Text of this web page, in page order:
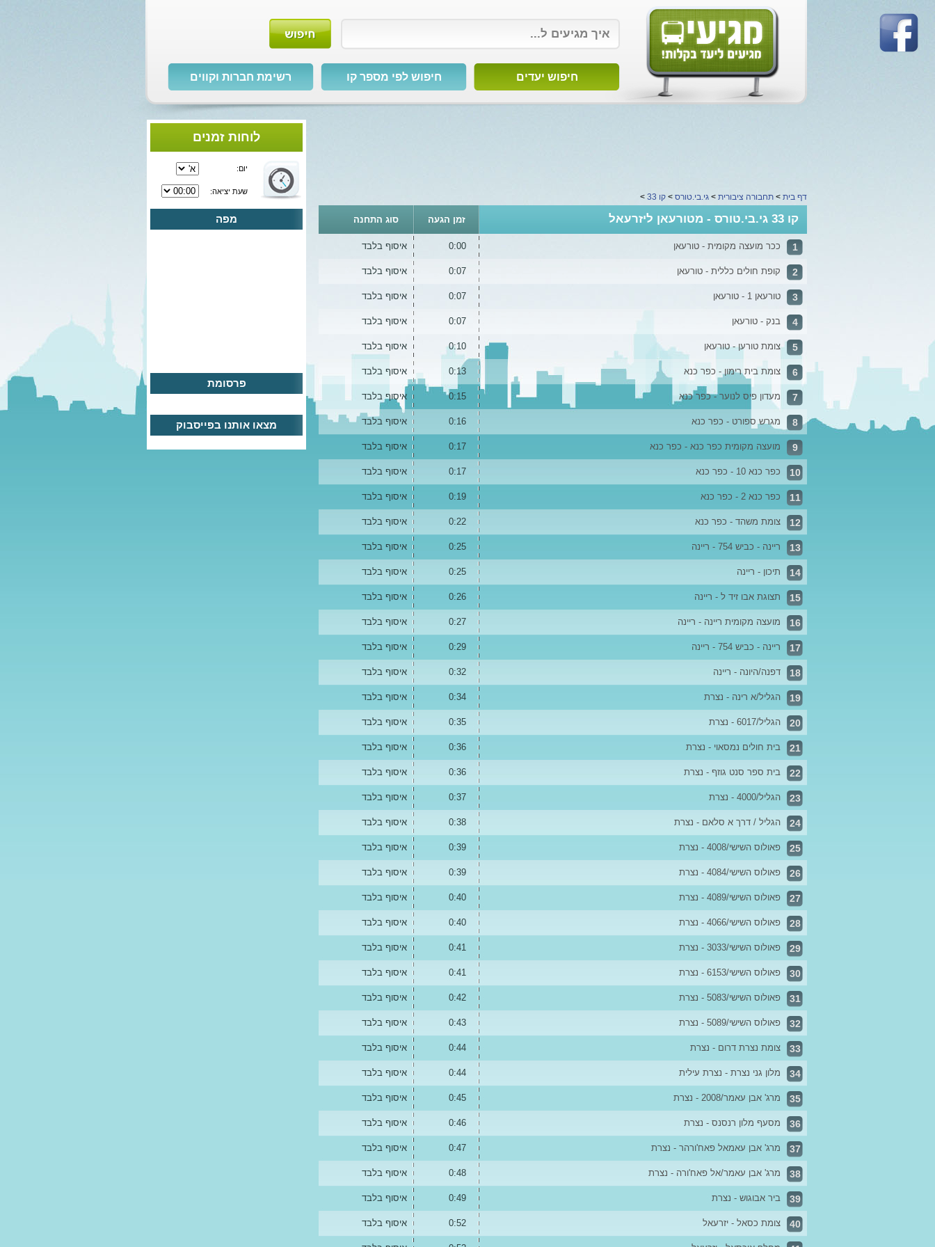
חיפוש יעדים חיפוש לפי מספר קו רשימת חברות וקווים
דף בית > תחבורה ציבורית > גי.בי.טורס > קו 33 >
קו 33 גי.בי.טורס - מטורעאן ליזרעאל זמן הגעה סוג התחנה
1 ככר מועצה מקומית - טורעאן 0:00 איסוף בלבד
2 קופת חולים כללית - טורעאן 0:07 איסוף בלבד
3 טורעאן 1 - טורעאן 0:07 איסוף בלבד
4 בנק - טורעאן 0:07 איסוף בלבד
5 צומת טורען - טורעאן 0:10 איסוף בלבד
6 צומת בית רימון - כפר כנא 0:13 איסוף בלבד
7 מעדון פיס לנוער - כפר כנא 0:15 איסוף בלבד
8 מגרש ספורט - כפר כנא 0:16 איסוף בלבד
9 מועצה מקומית כפר כנא - כפר כנא 0:17 איסוף בלבד
10 כפר כנא 10 - כפר כנא 0:17 איסוף בלבד
11 כפר כנא 2 - כפר כנא 0:19 איסוף בלבד
12 צומת משהד - כפר כנא 0:22 איסוף בלבד
13 ריינה - כביש 754 - ריינה 0:25 איסוף בלבד
14 תיכון - ריינה 0:25 איסוף בלבד
15 תצוגת אבו זיד ל - ריינה 0:26 איסוף בלבד
16 מועצה מקומית ריינה - ריינה 0:27 איסוף בלבד
17 ריינה - כביש 754 - ריינה 0:29 איסוף בלבד
18 דפנה/היונה - ריינה 0:32 איסוף בלבד
19 הגליל/א רינה - נצרת 0:34 איסוף בלבד
20 הגליל/6017 - נצרת 0:35 איסוף בלבד
21 בית חולים נמסאוי - נצרת 0:36 איסוף בלבד
22 בית ספר סנט גוזף - נצרת 0:36 איסוף בלבד
23 הגליל/4000 - נצרת 0:37 איסוף בלבד
24 הגליל / דרך א סלאם - נצרת 0:38 איסוף בלבד
25 פאולוס השישי/4008 - נצרת 0:39 איסוף בלבד
26 פאולוס השישי/4084 - נצרת 0:39 איסוף בלבד
27 פאולוס השישי/4089 - נצרת 0:40 איסוף בלבד
28 פאולוס השישי/4066 - נצרת 0:40 איסוף בלבד
29 פאולוס השישי/3033 - נצרת 0:41 איסוף בלבד
30 פאולוס השישי/6153 - נצרת 0:41 איסוף בלבד
31 פאולוס השישי/5083 - נצרת 0:42 איסוף בלבד
32 פאולוס השישי/5089 - נצרת 0:43 איסוף בלבד
33 צומת נצרת דרום - נצרת 0:44 איסוף בלבד
34 מלון גני נצרת - נצרת עילית 0:44 איסוף בלבד
35 מרג' אבן עאמר/2008 - נצרת 0:45 איסוף בלבד
36 מסעף מלון רנסנס - נצרת 0:46 איסוף בלבד
37 מרג' אבן עאמאל פאח'ורהר - נצרת 0:47 איסוף בלבד
38 מרג' אבן עאמר/אל פאח'ורה - נצרת 0:48 איסוף בלבד
39 ביר אבוגוש - נצרת 0:49 איסוף בלבד
40 צומת כסאל - יזרעאל 0:52 איסוף בלבד
לוחות זמנים
יום:
שעת יציאה:
מפה
פרסומת
מצאו אותנו בפייסבוק